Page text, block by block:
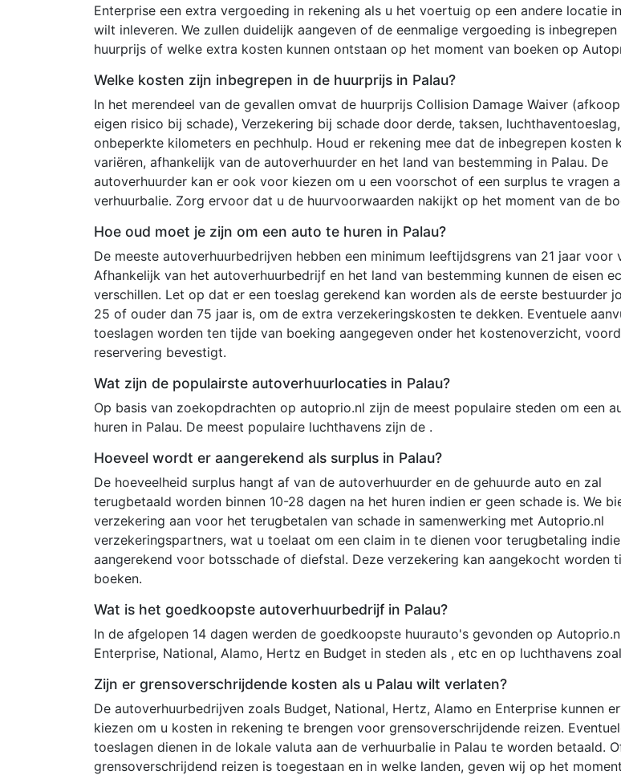
Enterprise een extra vergoeding in rekening als u het voertuig op een andere locatie
wilt inleveren. We zullen duidelijk aangeven of de eenmalige vergoeding is inbegrepen
huurprijs of welke extra kosten kunnen ontstaan op het moment van boeken op
Welke kosten zijn inbegrepen in de huurprijs in Palau?
In het merendeel van de gevallen omvat de huurprijs Collision Damage Waiver
eigen risico bij schade), Verzekering bij schade door derde, taksen, luchthaventoeslag,
onbeperkte kilometers en pechhulp. Houd er rekening mee dat de inbegrepen kosten
variëren, afhankelijk van de autoverhuurder en het land van bestemming in Palau. De
autoverhuurder kan er ook voor kiezen om u een voorschot of een surplus te vragen
verhuurbalie. Zorg ervoor dat u de huurvoorwaarden nakijkt op het moment van de
Hoe oud moet je zijn om een auto te huren in Palau?
De meeste autoverhuurbedrijven hebben een minimum leeftijdsgrens van 21 jaar voor
Afhankelijk van het autoverhuurbedrijf en het land van bestemming kunnen de eisen
verschillen. Let op dat er een toeslag gerekend kan worden als de eerste bestuurder
25 of ouder dan 75 jaar is, om de extra verzekeringskosten te dekken. Eventuele
toeslagen worden ten tijde van boeking aangegeven onder het kostenoverzicht,
reservering bevestigt.
Wat zijn de populairste autoverhuurlocaties in Palau?
Op basis van zoekopdrachten op autoprio.nl zijn de meest populaire steden om een
huren in Palau. De meest populaire luchthavens zijn de .
Hoeveel wordt er aangerekend als surplus in Palau?
De hoeveelheid surplus hangt af van de autoverhuurder en de gehuurde auto en zal
terugbetaald worden binnen 10-28 dagen na het huren indien er geen schade is. We
verzekering aan voor het terugbetalen van schade in samenwerking met Autoprio.nl
verzekeringspartners, wat u toelaat om een claim in te dienen voor terugbetaling
aangerekend voor botsschade of diefstal. Deze verzekering kan aangekocht worden
boeken.
Wat is het goedkoopste autoverhuurbedrijf in Palau?
In de afgelopen 14 dagen werden de goedkoopste huurauto's gevonden op
Enterprise, National, Alamo, Hertz en Budget in steden als , etc en op luchthavens
Zijn er grensoverschrijdende kosten als u Palau wilt verlaten?
De autoverhuurbedrijven zoals Budget, National, Hertz, Alamo en Enterprise kunnen
kiezen om u kosten in rekening te brengen voor grensoverschrijdende reizen.
toeslagen dienen in de lokale valuta aan de verhuurbalie in Palau te worden betaald.
grensoverschrijdend reizen is toegestaan en in welke landen, geven wij op het